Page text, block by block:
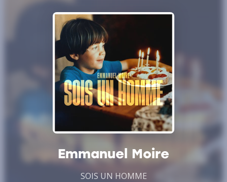
Emmanuel Moire
SOIS UN HOMME